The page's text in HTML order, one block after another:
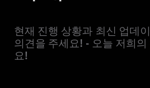
현재 진행 상황과 최신 업데
의견을 주세요! - 오늘 저희
요!